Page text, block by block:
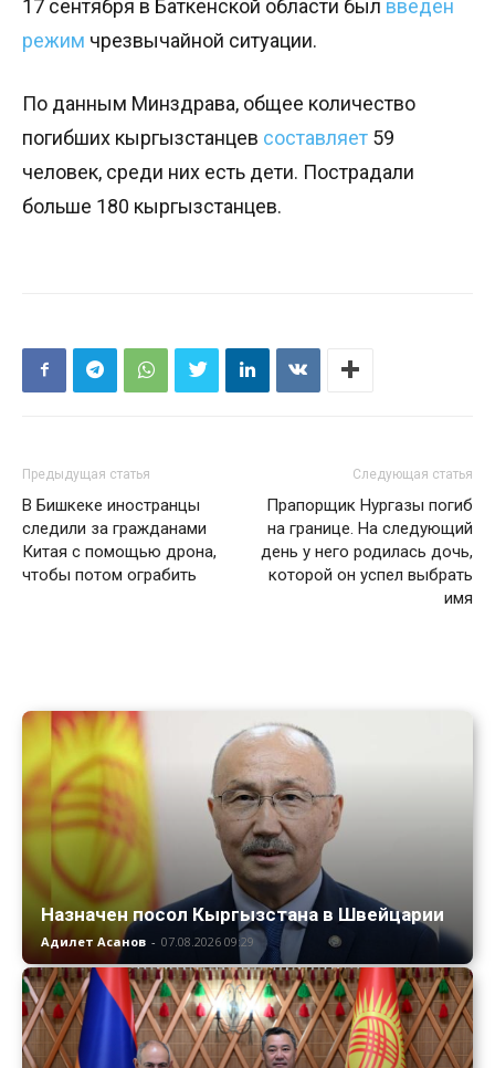
17 сентября в Баткенской области был введен
режим чрезвычайной ситуации.
По данным Минздрава, общее количество
погибших кыргызстанцев составляет 59
человек, среди них есть дети. Пострадали
больше 180 кыргызстанцев.
Предыдущая статья
В Бишкеке иностранцы
следили за гражданами
Китая с помощью дрона,
чтобы потом ограбить
Следующая статья
Прапорщик Нургазы погиб
на границе. На следующий
день у него родилась дочь,
которой он успел выбрать
имя
Назначен посол Кыргызстана в Швейцарии
Адилет Асанов - 07.08.2026 09:29